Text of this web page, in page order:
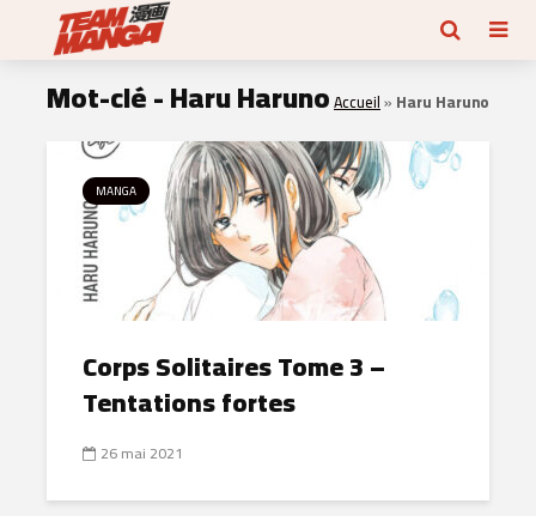
Mot-clé - Haru HarunoAccueil» Haru Haruno
MANGA
Corps Solitaires Tome 3 –
Tentations fortes
26 mai 2021